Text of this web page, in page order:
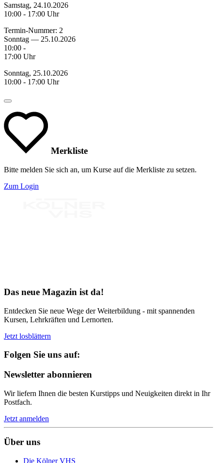
Samstag, 24.10.2026
10:00 - 17:00 Uhr
Termin-Nummer: 2
Sonntag — 25.10.2026
10:00 -
17:00 Uhr
Sonntag, 25.10.2026
10:00 - 17:00 Uhr
Merkliste
Bitte melden Sie sich an, um Kurse auf die Merkliste zu setzen.
Zum Login
Das neue Magazin ist da!
Entdecken Sie neue Wege der Weiterbildung - mit spannenden
Kursen, Lehrkräften und Lernorten.
Jetzt losblättern
Folgen Sie uns auf:
Newsletter abonnieren
Wir liefern Ihnen die besten Kurstipps und Neuigkeiten direkt in Ihr
Postfach.
Jetzt anmelden
Über uns
Die Kölner VHS